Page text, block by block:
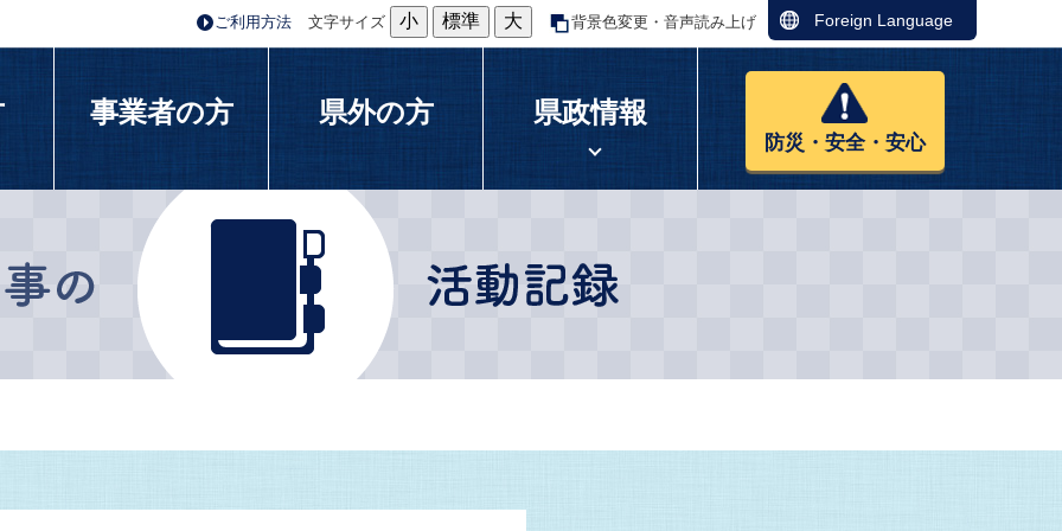
ご利用方法 文字サイズ 小 標準 大 背景色変更・音声読み上げ Foreign Language
事業者の方 県外の方 県政情報
防災・安全・安心